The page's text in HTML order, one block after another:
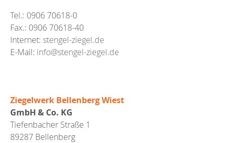
Tel.: 0906 70618-0
Fax.: 0906 70618-40
Internet: stengel-ziegel.de
E-Mail: info@stengel-ziegel.de
Ziegelwerk Bellenberg Wiest
GmbH & Co. KG
Tiefenbacher Straße 1
89287 Bellenberg